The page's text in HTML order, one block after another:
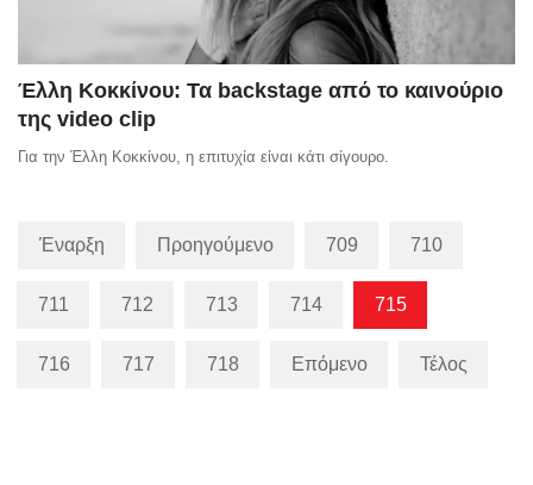
Έλλη Κοκκίνου: Τα backstage από το καινούριο
της video clip
Για την Έλλη Κοκκίνου, η επιτυχία είναι κάτι σίγουρο.
Έναρξη Προηγούμενο 709 710
711 712 713 714 715
716 717 718 Επόμενο Τέλος